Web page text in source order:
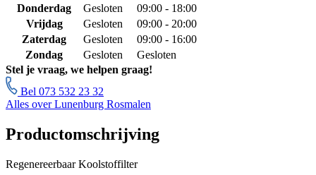
Donderdag
Gesloten
09:00 - 18:00
Vrijdag
Gesloten
09:00 - 20:00
Zaterdag
Gesloten
09:00 - 16:00
Zondag
Gesloten
Gesloten
Stel je vraag, we helpen graag!
Bel 073 532 23 32
Alles over Lunenburg Rosmalen
Productomschrijving
Regenereerbaar Koolstoffilter